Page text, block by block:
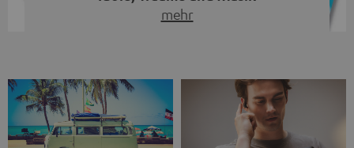
mehr
1956 begleitet das Magazin Jugendliche durch Rock und
Pop, kleine Schwärmereien und große Fragen. Zum 70.
Jubiläum werfen wir einen Blick zurück. Vom Filmheft zur